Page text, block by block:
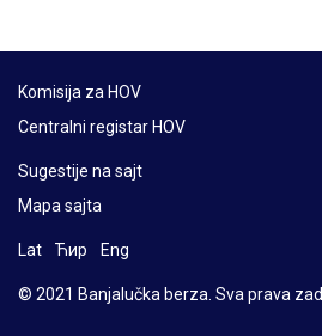
Komisija za HOV
Centralni registar HOV
Sugestije na sajt
Mapa sajta
Lat Ћир Eng
© 2021 Banjalučka berza. Sva prava